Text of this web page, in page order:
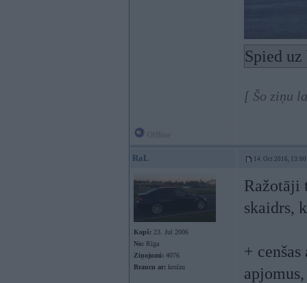
Spied
[ Šo ziņu
RaL 14. Oct 2016, 13:00
Kopš: 23. Jul 2006
No: Rīga
Ziņojumi: 4076
Braucu ar: kruīzu
Ražotāji
skaidrs,
+